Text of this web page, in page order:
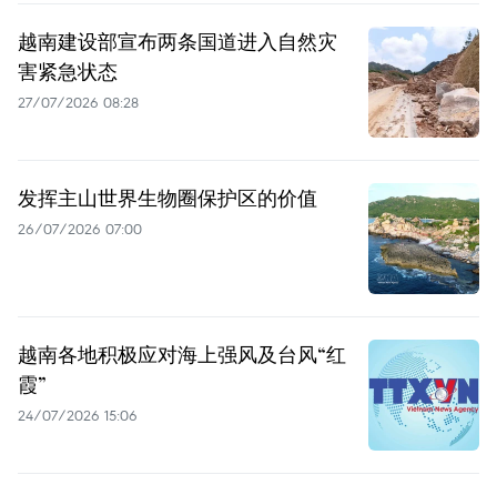
越南建设部宣布两条国道进入自然灾
害紧急状态
27/07/2026 08:28
发挥主山世界生物圈保护区的价值
26/07/2026 07:00
越南各地积极应对海上强风及台风“红
霞”
24/07/2026 15:06